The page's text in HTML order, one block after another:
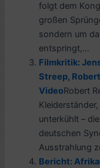
folgt dem
großen
sondern um
entspringt,...
Filmkritik:
Streep,
VideoRobert
unterkühlt –
deutschen
Ausstrahlung
Bericht: